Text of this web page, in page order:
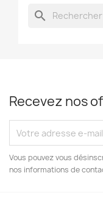
search
Recevez nos
Vous pouvez vous
nos informations de